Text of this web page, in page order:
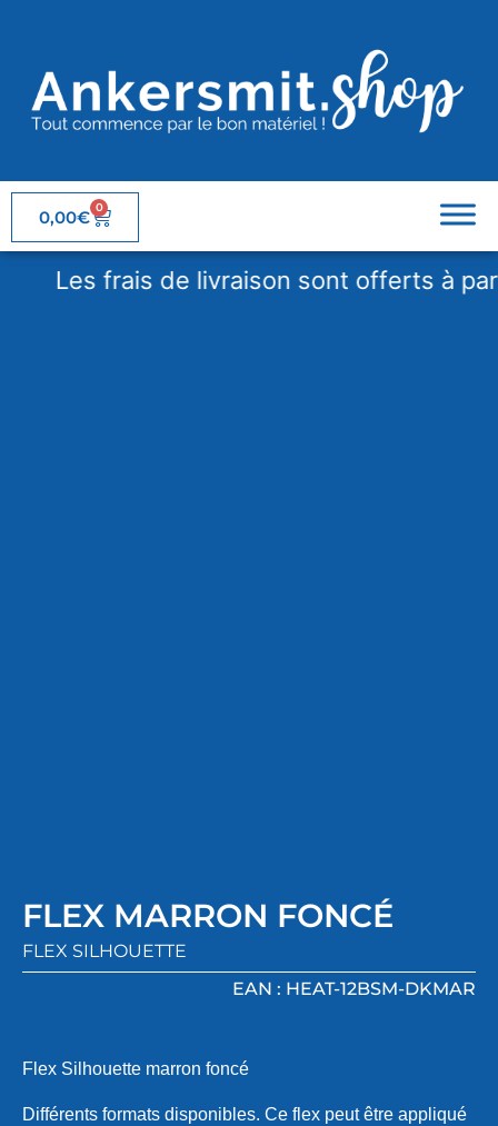
0,00€ 0
Les frais de livraison sont offerts à partir
FLEX MARRON FONCÉ
FLEX SILHOUETTE
EAN : HEAT-12BSM-DKMAR
Flex Silhouette marron foncé
Différents formats disponibles. Ce flex peut être appliqué